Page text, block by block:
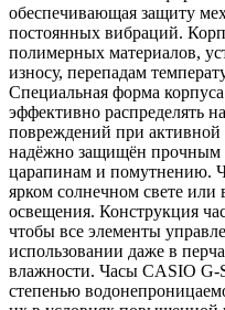
обеспечивающая защиту
постоянных вибраций.
полимерных материалов,
износу, перепадам
Специальная форма
эффективно распределять
повреждений при
надёжно защищён прочным
царапинам и помутнению.
ярком солнечном свете или
освещения. Конструкция
чтобы все элементы
использовании даже в
влажности. Часы CASIO
степенью